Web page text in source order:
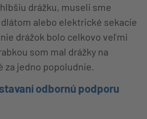
drážku, museli sme
alebo elektrické sekacie
drážok bolo celkovo veľmi
som mal drážky na
jedno popoludnie.
odbornú podporu